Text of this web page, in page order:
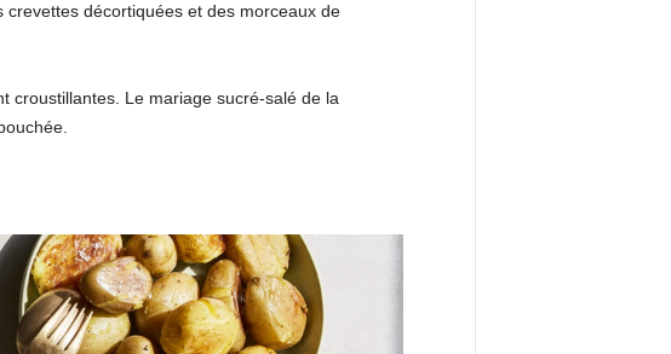
décortiquées et des morceaux de
croustillantes. Le mariage sucré-salé de la